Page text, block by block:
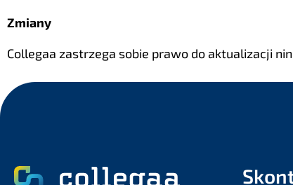
Zmiany
Collegaa zastrzega sobie prawo do aktualizacji